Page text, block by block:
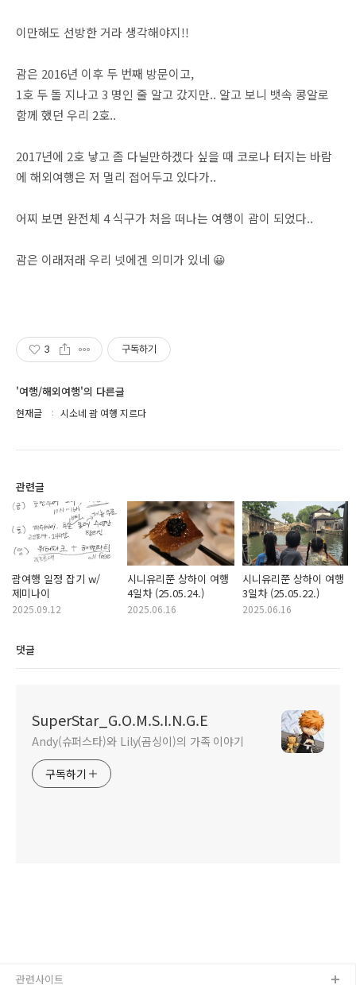
이만해도 선방한 거라 생각해야지!!
괌은 2016년 이후 두 번째 방문이고,
1호 두 돌 지나고 3 명인 줄 알고 갔지만.. 알고 보니 뱃속 콩알로
함께 했던 우리 2호..
2017년에 2호 낳고 좀 다닐만하겠다 싶을 때 코로나 터지는 바람
에 해외여행은 저 멀리 접어두고 있다가..
어찌 보면 완전체 4 식구가 처음 떠나는 여행이 괌이 되었다..
괌은 이래저래 우리 넷에겐 의미가 있네 😀
3 구독하기
'여행/해외여행'의 다른글
현재글 시소네 괌 여행 지르다
관련글
괌여행 일정 잡기 w/
제미나이
2025.09.12
시니유리쭌 상하이 여행
4일차 (25.05.24.)
2025.06.16
시니유리쭌 상하이 여행
3일차 (25.05.22.)
2025.06.16
댓글
SuperStar_G.O.M.S.I.N.G.E
Andy(슈퍼스타)와 Lily(곰싱이)의 가족 이야기
구독하기
관련사이트